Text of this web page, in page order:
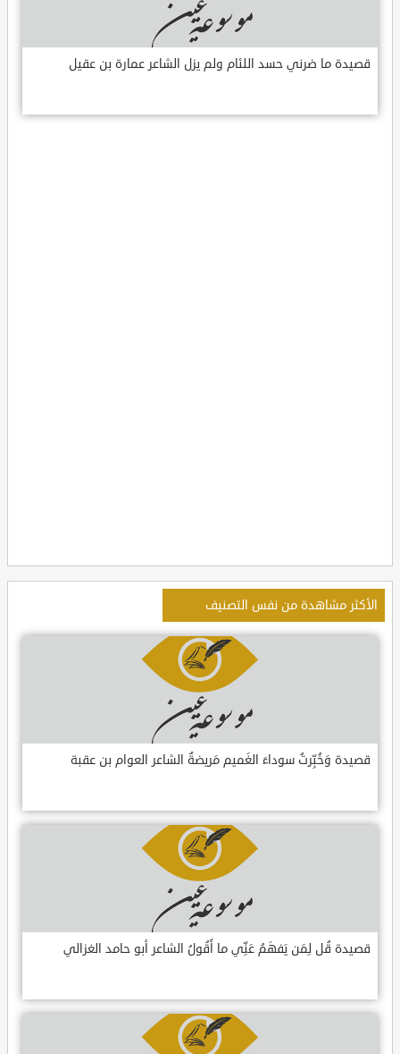
قصيدة ما ضرني حسد اللئام ولم يزل الشاعر عمارة بن عقيل
الأكثر مشاهدة من نفس التصنيف
قصيدة وَخُبِّرتُ سوداءَ الغَميم مَريضةٌ الشاعر العوام بن عقبة
قصيدة قُل لِمَن يَفهَمُ عَنِّي ما أَقُولُ الشاعر أبو حامد الغزالي